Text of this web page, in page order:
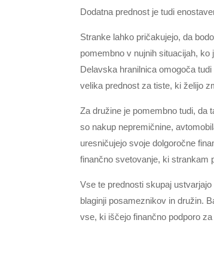
Dodatna prednost je tudi
Stranke lahko pričakujejo, da
pomembno v nujnih situacijah,
Delavska hranilnica omogoča
velika prednost za tiste, ki želijo
Za družine je pomembno tudi, da
so nakup nepremičnine,
uresničujejo svoje dolgoročne
finančno svetovanje, ki strankam
Vse te prednosti skupaj
blaginji posameznikov in družin.
vse, ki iščejo finančno podporo